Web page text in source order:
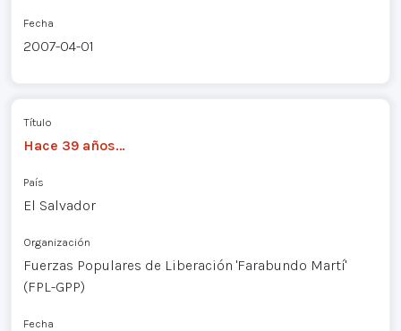
Fecha
2007-04-01
Título
Hace 39 años…
País
El Salvador
Organización
Fuerzas Populares de Liberación 'Farabundo Martí'
(FPL-GPP)
Fecha